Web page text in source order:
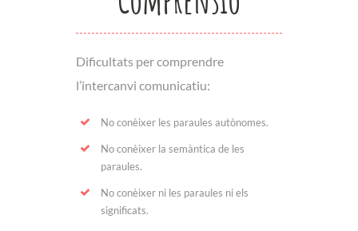
Dificultats per comprendre
l’intercanvi comunicatiu:
No conèixer les paraules autònomes.
No conèixer la semàntica de les
paraules.
No conèixer ni les paraules ni els
significats.